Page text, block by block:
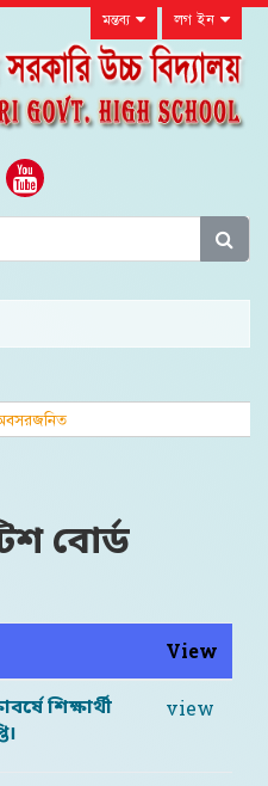
মন্তব্য লগ ইন
বোর্ড
View
শিক্ষার্থী
view